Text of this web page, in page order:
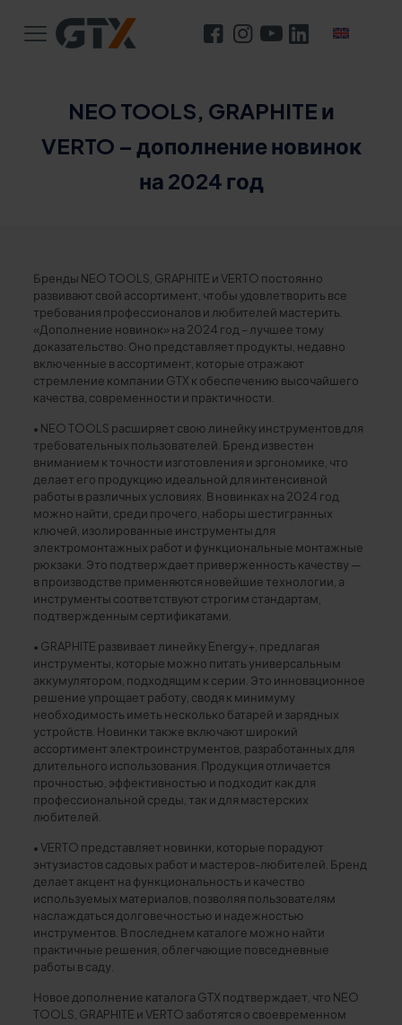
NEO TOOLS, GRAPHITE и
VERTO – дополнение новинок
на 2024 год
Бренды NEO TOOLS, GRAPHITE и VERTO постоянно
развивают свой ассортимент, чтобы удовлетворить все
требования профессионалов и любителей мастерить.
«Дополнение новинок» на 2024 год – лучшее тому
доказательство. Оно представляет продукты, недавно
включенные в ассортимент, которые отражают
стремление компании GTX к обеспечению высочайшего
качества, современности и практичности.
• NEO TOOLS расширяет свою линейку инструментов для
требовательных пользователей. Бренд известен
вниманием к точности изготовления и эргономике, что
делает его продукцию идеальной для интенсивной
работы в различных условиях. В новинках на 2024 год
можно найти, среди прочего, наборы шестигранных
ключей, изолированные инструменты для
электромонтажных работ и функциональные монтажные
рюкзаки. Это подтверждает приверженность качеству —
в производстве применяются новейшие технологии, а
инструменты соответствуют строгим стандартам,
подтвержденным сертификатами.
• GRAPHITE развивает линейку Energy+, предлагая
инструменты, которые можно питать универсальным
аккумулятором, подходящим к серии. Это инновационное
решение упрощает работу, сводя к минимуму
необходимость иметь несколько батарей и зарядных
устройств. Новинки также включают широкий
ассортимент электроинструментов, разработанных для
длительного использования. Продукция отличается
прочностью, эффективностью и подходит как для
профессиональной среды, так и для мастерских
любителей.
• VERTO представляет новинки, которые порадуют
энтузиастов садовых работ и мастеров-любителей. Бренд
делает акцент на функциональность и качество
используемых материалов, позволяя пользователям
наслаждаться долговечностью и надежностью
инструментов. В последнем каталоге можно найти
практичные решения, облегчающие повседневные
работы в саду.
Новое дополнение каталога GTX подтверждает, что NEO
TOOLS, GRAPHITE и VERTO заботятся о своевременном